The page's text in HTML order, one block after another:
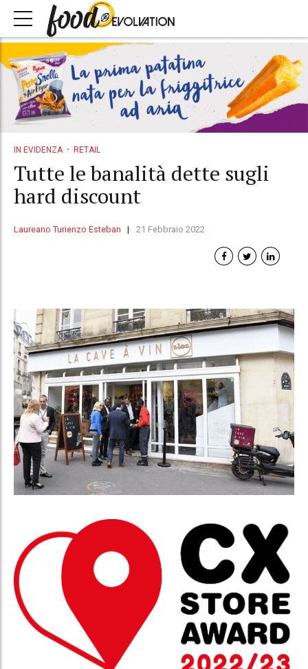
IN EVIDENZA RETAIL
Tutte le banalità dette sugli
hard discount
Laureano Turienzo Esteban 21 Febbraio 2022